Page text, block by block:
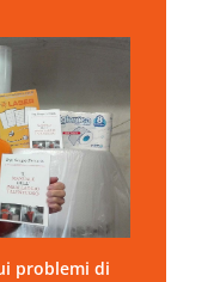
problemi di